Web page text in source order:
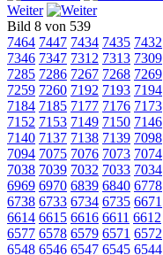
Weiter
Bild 8 von 539
7464 7447 7434 7435 7432
7346 7347 7312 7313 7309
7285 7286 7267 7268 7269
7259 7260 7192 7193 7194
7184 7185 7177 7176 7173
7152 7153 7149 7150 7146
7140 7137 7138 7139 7098
7094 7075 7076 7073 7074
7038 7039 7032 7033 7034
6969 6970 6839 6840 6778
6738 6733 6734 6735 6671
6614 6615 6616 6611 6612
6577 6578 6579 6571 6572
6548 6546 6547 6545 6544